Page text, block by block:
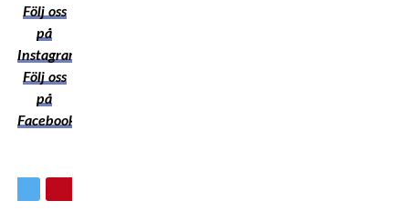
Följ oss
på
Instagram
Följ oss
på
Facebook